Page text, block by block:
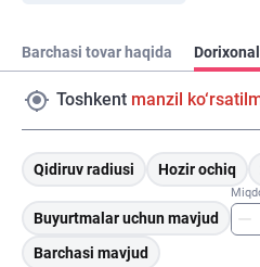
Barchasi tovar haqida
Toshkent manzil
Qidiruv radiusi Hozir ochiq
Buyurtmalar uchun mavjud
Barchasi mavjud